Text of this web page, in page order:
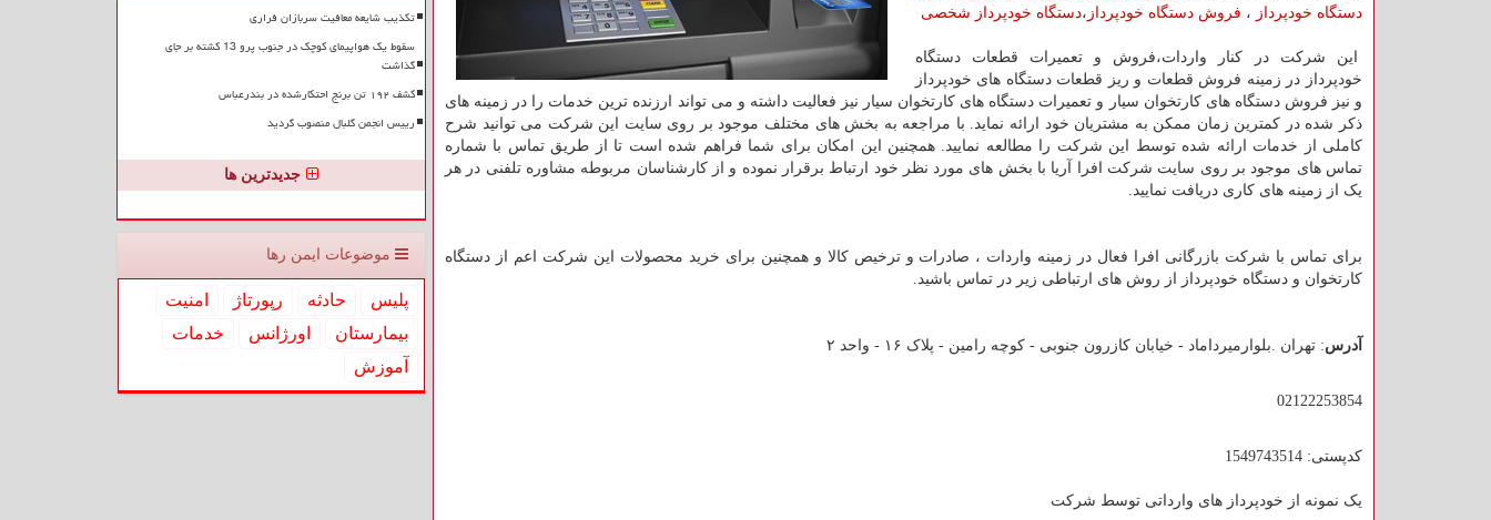
دستگاه خودپرداز ، فروش دستگاه خودپرداز ،دستگاه خودپرداز شخصی
این شرکت در کنار واردات،فروش و تعمیرات قطعات دستگاه
خودپرداز در زمینه فروش قطعات و ریز قطعات دستگاه های خودپرداز
و نیز فروش دستگاه های کارتخوان سیار و تعمیرات دستگاه های کارتخوان سیار نیز فعالیت داشته و می تواند ارزنده ترین خدمات را در زمینه های
ذکر شده در کمترین زمان ممکن به مشتریان خود ارائه نماید. با مراجعه به بخش های مختلف موجود بر روی سایت این شرکت می توانید شرح
کاملی از خدمات ارائه شده توسط این شرکت را مطالعه نمایید. همچنین این امکان برای شما فراهم شده است تا از طریق تماس با شماره
تماس های موجود بر روی سایت شرکت افرا آریا با بخش های مورد نظر خود ارتباط برقرار نموده و از کارشناسان مربوطه مشاوره تلفنی در هر
یک از زمینه های کاری دریافت نمایید.
برای تماس با شرکت بازرگانی افرا فعال در زمینه واردات ، صادرات و ترخیص کالا و همچنین برای خرید محصولات این شرکت اعم از دستگاه
کارتخوان و دستگاه خودپرداز از روش های ارتباطی زیر در تماس باشید.
آدرس: تهران .بلوارمیرداماد - خیابان کازرون جنوبی - کوچه رامین - پلاک ۱۶ - واحد ۲
02122253854
کدپستی: 1549743514
یک نمونه از خودپرداز های وارداتی توسط شرکت
تکذیب شایعه معافیت سربازان فراری
سقوط یک هواپیمای کوچک در جنوب پرو 13 کشته بر جای
گذاشت
کشف ۱۹۲ تن برنج احتکارشده در بندرعباس
رییس انجمن گلبال منصوب گردید
جدیدترین ها
موضوعات ایمن رها
پلیس حادثه رپورتاژ
امنیت
بیمارستان
اورژانس
خدمات
آموزش